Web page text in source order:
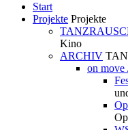
Start
Projekte Projekte
Kino
ARCHIV
on move